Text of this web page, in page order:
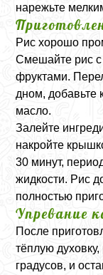
нарежьте
Рис хорошо
Смешайте рис с
фруктами.
дном, добавьте
масло.
Залейте
накройте
30 минут,
жидкости. Рис
полностью
Упревание
После
тёплую
градусов, и